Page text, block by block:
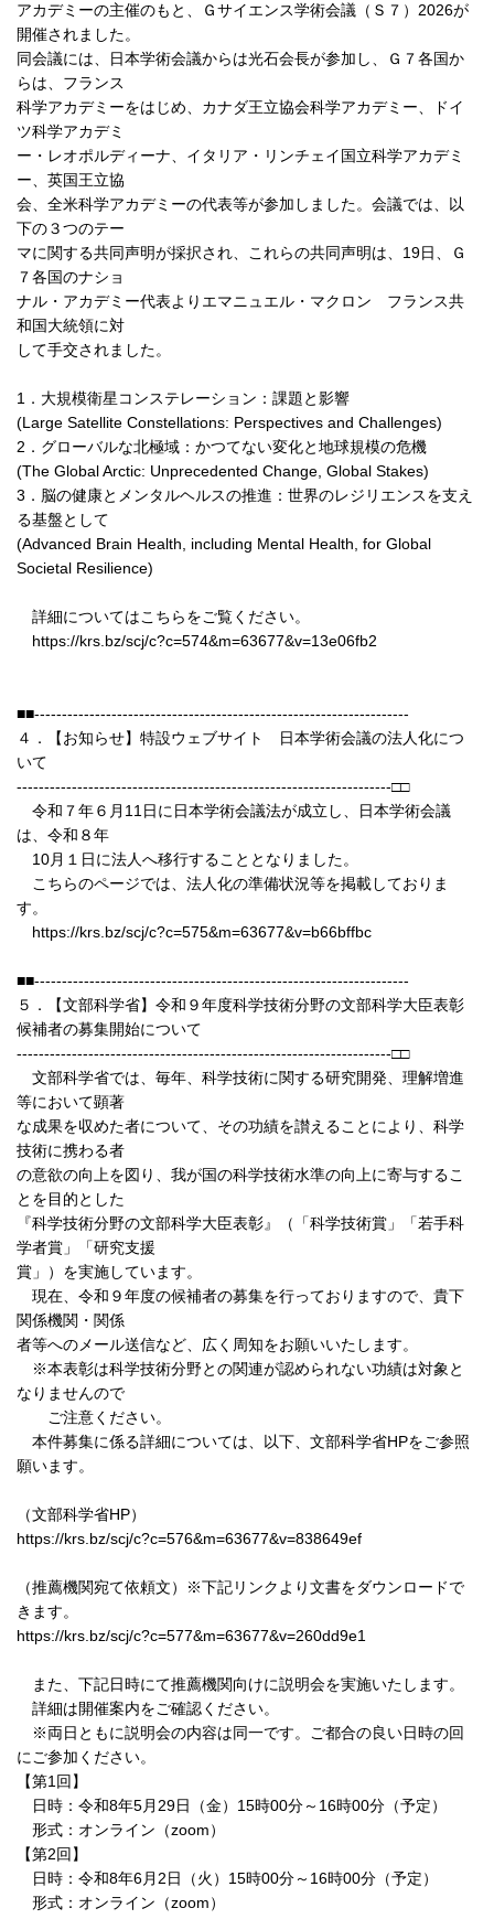
アカデミーの主催のもと、Ｇサイエンス学術会議（Ｓ７）2026が
開催されました。
同会議には、日本学術会議からは光石会長が参加し、Ｇ７各国か
らは、フランス
科学アカデミーをはじめ、カナダ王立協会科学アカデミー、ドイ
ツ科学アカデミ
ー・レオポルディーナ、イタリア・リンチェイ国立科学アカデミ
ー、英国王立協
会、全米科学アカデミーの代表等が参加しました。会議では、以
下の３つのテー
マに関する共同声明が採択され、これらの共同声明は、19日、Ｇ
７各国のナショ
ナル・アカデミー代表よりエマニュエル・マクロン フランス共
和国大統領に対
して手交されました。
1．大規模衛星コンステレーション：課題と影響
(Large Satellite Constellations: Perspectives and Challenges)
2．グローバルな北極域：かつてない変化と地球規模の危機
(The Global Arctic: Unprecedented Change, Global Stakes)
3．脳の健康とメンタルヘルスの推進：世界のレジリエンスを支え
る基盤として
(Advanced Brain Health, including Mental Health, for Global
Societal Resilience)
詳細についてはこちらをご覧ください。
https://krs.bz/scj/c?c=574&m=63677&v=13e06fb2
■■--------------------------------------------------------------------
４．【お知らせ】特設ウェブサイト 日本学術会議の法人化につ
いて
--------------------------------------------------------------------□□
令和７年６月11日に日本学術会議法が成立し、日本学術会議
は、令和８年
10月１日に法人へ移行することとなりました。
こちらのページでは、法人化の準備状況等を掲載しておりま
す。
https://krs.bz/scj/c?c=575&m=63677&v=b66bffbc
■■--------------------------------------------------------------------
５．【文部科学省】令和９年度科学技術分野の文部科学大臣表彰
候補者の募集開始について
--------------------------------------------------------------------□□
文部科学省では、毎年、科学技術に関する研究開発、理解増進
等において顕著
な成果を収めた者について、その功績を讃えることにより、科学
技術に携わる者
の意欲の向上を図り、我が国の科学技術水準の向上に寄与するこ
とを目的とした
『科学技術分野の文部科学大臣表彰』（「科学技術賞」「若手科
学者賞」「研究支援
賞」）を実施しています。
現在、令和９年度の候補者の募集を行っておりますので、貴下
関係機関・関係
者等へのメール送信など、広く周知をお願いいたします。
※本表彰は科学技術分野との関連が認められない功績は対象と
なりませんので
ご注意ください。
本件募集に係る詳細については、以下、文部科学省HPをご参照
願います。
（文部科学省HP）
https://krs.bz/scj/c?c=576&m=63677&v=838649ef
（推薦機関宛て依頼文）※下記リンクより文書をダウンロードで
きます。
https://krs.bz/scj/c?c=577&m=63677&v=260dd9e1
また、下記日時にて推薦機関向けに説明会を実施いたします。
詳細は開催案内をご確認ください。
※両日ともに説明会の内容は同一です。ご都合の良い日時の回
にご参加ください。
【第1回】
日時：令和8年5月29日（金）15時00分～16時00分（予定）
形式：オンライン（zoom）
【第2回】
日時：令和8年6月2日（火）15時00分～16時00分（予定）
形式：オンライン（zoom）